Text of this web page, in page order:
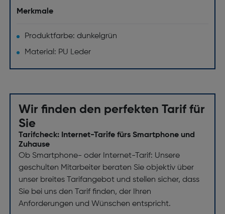
Merkmale
Produktfarbe: dunkelgrün
Material: PU Leder
Wir finden den perfekten Tarif für
Sie
Tarifcheck: Internet-Tarife fürs Smartphone und
Zuhause
Ob Smartphone- oder Internet-Tarif: Unsere
geschulten Mitarbeiter beraten Sie objektiv über
unser breites Tarifangebot und stellen sicher, dass
Sie bei uns den Tarif finden, der Ihren
Anforderungen und Wünschen entspricht.